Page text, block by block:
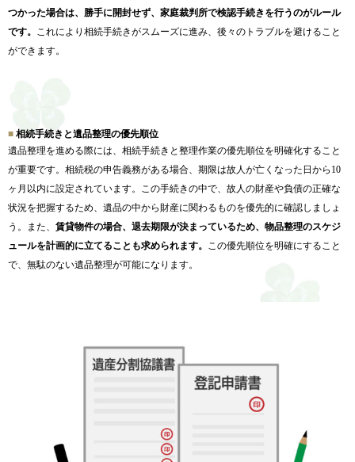
つかった場合は、勝手に開封せず、 家庭裁判所で検認手続きを行うのがルール
です。
これにより相続手続きがスムーズに進み、 後々のトラブルを避けること
ができます。
相続手続きと遺品整理の優先順位
遺品整理を進める際には、 相続手続きと整理作業の優先順位を明確化すること
が重要です。 相続税の申告義務がある場合、 期限は故人が亡くなった日から10
ヶ月以内に設定されています。
この手続きの中で、 故人の財産や負債の正確な
状況を把握するため、 遺品の中から財産に関わるものを優先的に確認しましょ
う。また、 賃貸物件の場合、退去期限が決まっているため、 物品整理のスケジ
ュールを計画的に立てることも求められます。
この優先順位を明確にすること
で、 無駄のない遺品整理が可能になります。